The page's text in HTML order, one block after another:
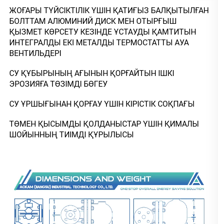
ЖОҒАРЫ ТҮЙСІКТІЛІК ҮШІН ҚАТИҒЫЗ БАЛҚЫТЫЛҒАН
БОЛТТАМ АЛЮМИНИЙ ДИСК МЕН ОТЫРҒЫШ
ҚЫЗМЕТ КӨРСЕТУ КЕЗІНДЕ ҰСТАУДЫ ҚАМТИТЫН
ИНТЕГРАЛДЫ ЕКІ МЕТАЛДЫ ТЕРМОСТАТТЫ АУА
ВЕНТИЛЬДЕРІ
СУ ҚҰБЫРЫНЫҢ АҒЫНЫН ҚОРҒАЙТЫН ІШКІ
ЭРОЗИЯҒА ТӨЗІМДІ БӨГЕУ
СУ ҰРШЫҒЫНАН ҚОРҒАУ ҮШІН КІРІСТІК СОҚПАҒЫ
ТӨМЕН ҚЫСЫМДЫ ҚОЛДАНЫСТАР ҮШІН ҚИМАЛЫ
ШОЙЫННЫҢ ТИІМДІ ҚҰРЫЛЫСЫ